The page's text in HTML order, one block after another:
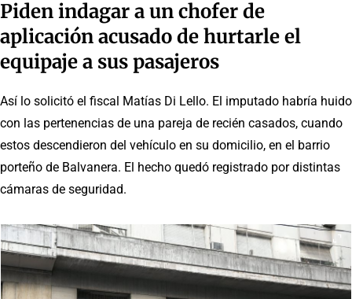
Piden indagar a un chofer de
aplicación acusado de hurtarle el
equipaje a sus pasajeros
Así lo solicitó el fiscal Matías Di Lello. El imputado habría huido
con las pertenencias de una pareja de recién casados, cuando
estos descendieron del vehículo en su domicilio, en el barrio
porteño de Balvanera. El hecho quedó registrado por distintas
cámaras de seguridad.